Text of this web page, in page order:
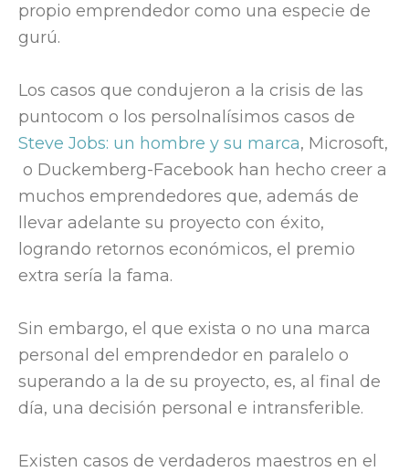
propio emprendedor como una especie de
gurú.
Los casos que condujeron a la crisis de las
puntocom o los persolnalísimos casos de
Steve Jobs: un hombre y su marca, Microsoft,
o Duckemberg-Facebook han hecho creer a
muchos emprendedores que, además de
llevar adelante su proyecto con éxito,
logrando retornos económicos, el premio
extra sería la fama.
Sin embargo, el que exista o no una marca
personal del emprendedor en paralelo o
superando a la de su proyecto, es, al final de
día, una decisión personal e intransferible.
Existen casos de verdaderos maestros en el